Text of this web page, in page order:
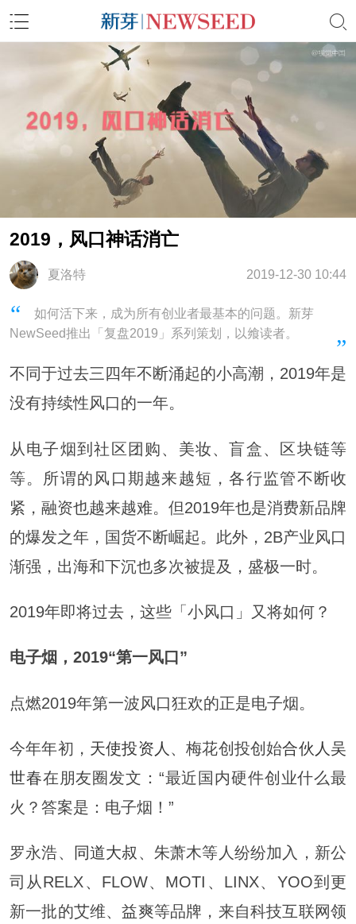
2019，风口神话消亡
2019-12-30 10:44
夏洛特
如何活下来，成为所有创业者最基本的问题。新芽
NewSeed推出「复盘2019」系列策划，以飨读者。
不同于过去三四年不断涌起的小高潮，2019年是
没有持续性风口的一年。
从电子烟到社区团购、美妆、盲盒、区块链等
等。所谓的风口期越来越短，各行监管不断收
紧，融资也越来越难。但2019年也是消费新品牌
的爆发之年，国货不断崛起。此外，2B产业风口
渐强，出海和下沉也多次被提及，盛极一时。
2019年即将过去，这些「小风口」又将如何？
电子烟 ，2019“第一风口”
点燃2019年第一波风口狂欢的正是电子烟。
今年年初， 天使投资人 、梅花创投创始合伙人 吴
世春在朋友圈发文：“最近国内硬件创业什么最
火？答案是：电子烟！”
罗永浩、 同道大叔 、朱萧木等人纷纷加入，新公
司从RELX、FLOW、MOTI、LINX、YOO到更
新一批的艾维、益爽等品牌，来自科技互联网领